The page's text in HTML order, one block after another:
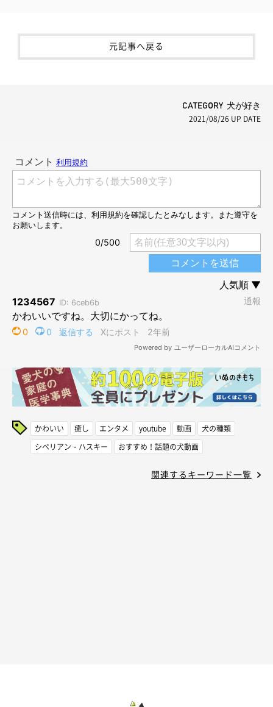
元記事へ戻る
CATEGORY 犬が好き
2021/08/26 UP DATE
かわいい 癒し エンタメ youtube 動画
犬の種類
シベリアン・ハスキー
おすすめ！話題の犬動画
関連するキーワード一覧